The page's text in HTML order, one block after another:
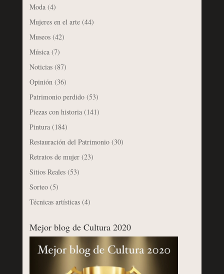
Moda(4)
Mujeres en el arte(44)
Museos(42)
Música(7)
Noticias(87)
Opinión(36)
Patrimonio perdido(53)
Piezas con historia(141)
Pintura(184)
Restauración del Patrimonio(30)
Retratos de mujer(23)
Sitios Reales(53)
Sorteo(5)
Técnicas artísticas(4)
Mejor blog de Cultura 2020